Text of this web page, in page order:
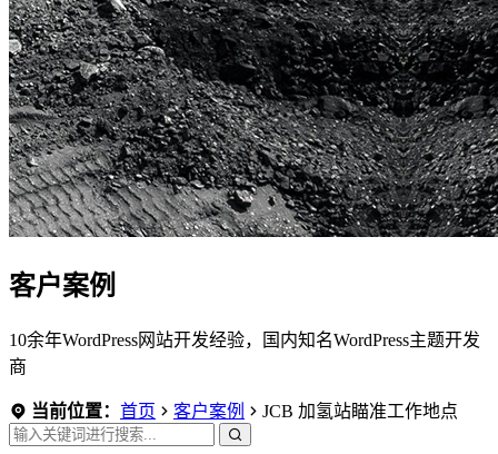
客户案例
10余年WordPress网站开发经验，国内知名WordPress主题开发
商
当前位置： 首页 客户案例 JCB 加氢站瞄准工作地点